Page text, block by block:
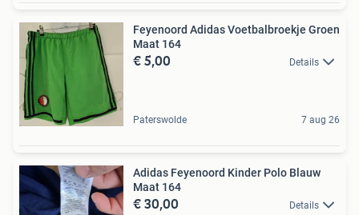
Feyenoord Adidas Voetbalbroekje Groen
Maat 164
€ 5,00 Details
Paterswolde 7 aug 26
Adidas Feyenoord Kinder Polo Blauw
Maat 164
€ 30,00 Details